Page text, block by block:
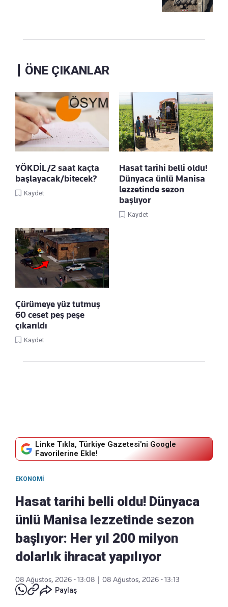
ÖNE ÇIKANLAR
YÖKDİL/2 saat kaçta
başlayacak/bitecek?
Kaydet
Hasat tarihi belli oldu!
Dünyaca ünlü Manisa
lezzetinde sezon
başlıyor
Kaydet
Çürümeye yüz tutmuş
60 ceset peş peşe
çıkarıldı
Kaydet
Linke Tıkla, Türkiye Gazetesi'ni Google
Favorilerine Ekle!
EKONOMI
Hasat tarihi belli oldu! Dünyaca
ünlü Manisa lezzetinde sezon
başlıyor: Her yıl 200 milyon
dolarlık ihracat yapılıyor
08 Ağustos, 2026 - 13:08
08 Ağustos, 2026 - 13:13
Paylaş